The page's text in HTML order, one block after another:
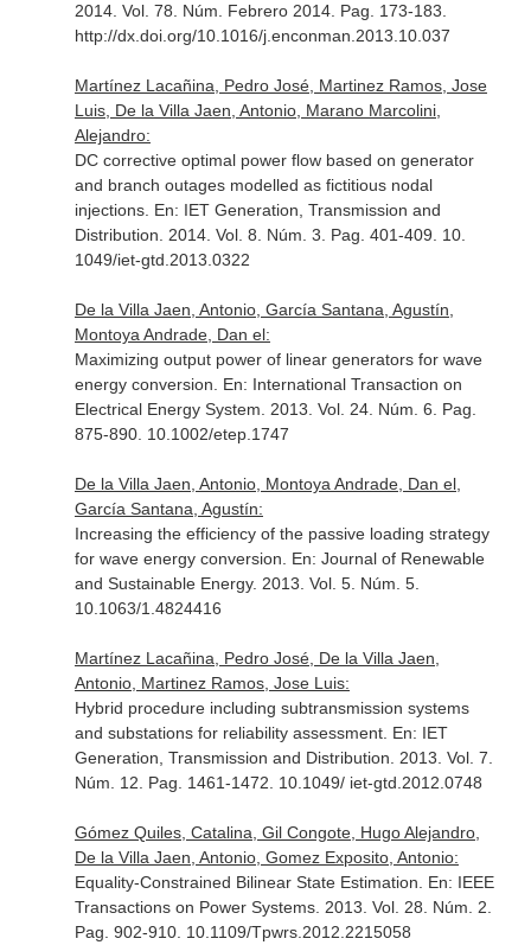
2014. Vol. 78. Núm. Febrero 2014. Pag. 173-183.
http://dx.doi.org/10.1016/j.enconman.2013.10.037
Martínez Lacañina, Pedro José, Martinez Ramos, Jose
Luis, De la Villa Jaen, Antonio, Marano Marcolini,
Alejandro:
DC corrective optimal power flow based on generator
and branch outages modelled as fictitious nodal
injections. En: IET Generation, Transmission and
Distribution . 2014. Vol. 8. Núm. 3. Pag. 401-409. 10.
1049/iet-gtd.2013.0322
De la Villa Jaen, Antonio, García Santana, Agustín,
Montoya Andrade, Dan el:
Maximizing output power of linear generators for wave
energy conversion. En: International Transaction on
Electrical Energy System . 2013. Vol. 24. Núm. 6. Pag.
875-890. 10.1002/etep.1747
De la Villa Jaen, Antonio, Montoya Andrade, Dan el,
García Santana, Agustín:
Increasing the efficiency of the passive loading strategy
for wave energy conversion. En: Journal of Renewable
and Sustainable Energy. 2013. Vol. 5. Núm. 5.
10.1063/1.4824416
Martínez Lacañina, Pedro José, De la Villa Jaen,
Antonio, Martinez Ramos, Jose Luis:
Hybrid procedure including subtransmission systems
and substations for reliability assessment. En: IET
Generation, Transmission and Distribution . 2013. Vol. 7.
Núm. 12. Pag. 1461-1472. 10.1049/ iet-gtd.2012.0748
Gómez Quiles, Catalina, Gil Congote, Hugo Alejandro,
De la Villa Jaen, Antonio, Gomez Exposito, Antonio:
Equality-Constrained Bilinear State Estimation. En: IEEE
Transactions on Power Systems. 2013. Vol. 28. Núm. 2.
Pag. 902-910. 10.1109/Tpwrs.2012.2215058